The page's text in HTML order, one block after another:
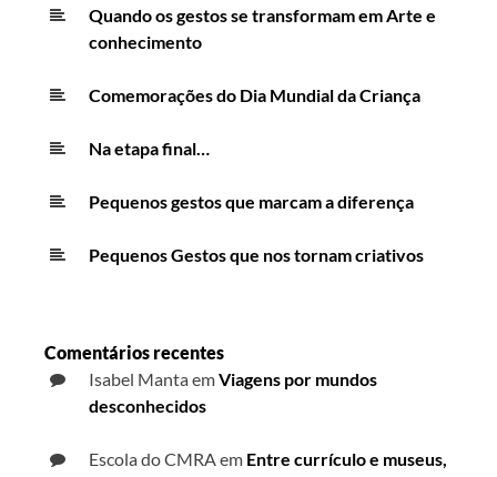
Quando os gestos se transformam em Arte e
conhecimento
Comemorações do Dia Mundial da Criança
Na etapa final…
Pequenos gestos que marcam a diferença
Pequenos Gestos que nos tornam criativos
Comentários recentes
Isabel MantaemViagens por mundos
desconhecidos
Escola do CMRA em Entre currículo e museus,